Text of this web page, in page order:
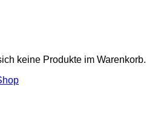
keine Produkte im Warenkorb.